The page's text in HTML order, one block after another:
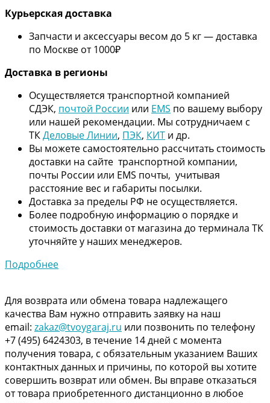
Курьерская доставка
Запчасти и аксессуары весом до 5 кг — доставка
по Москве от 1000₽
Доставка в регионы
Осуществляется транспортной компанией
СДЭК, почтой России или EMS по вашему выбору
или нашей рекомендации. Мы сотрудничаем с
ТКДеловые Линии, ПЭК, КИТ и др.
Вы можете самостоятельно рассчитать стоимость
доставки на сайте транспортной компании,
почты России или EMS почты, учитывая
расстояние вес и габариты посылки.
Доставка за пределы РФ не осуществляется.
Более подробную информацию о порядке и
стоимость доставки от магазина до терминала ТК
уточняйте у наших менеджеров.
Подробнее
Для возврата или обмена товара надлежащего
качества Вам нужно отправить заявку на наш
email: zakaz@tvoygaraj.ru или позвонить по телефону
+7 (495) 6424303, в течение 14 дней с момента
получения товара, с обязательным указанием Ваших
контактных данных и причины, по которой вы хотите
совершить возврат или обмен. Вы вправе отказаться
от товара приобретенного дистанционно в любое